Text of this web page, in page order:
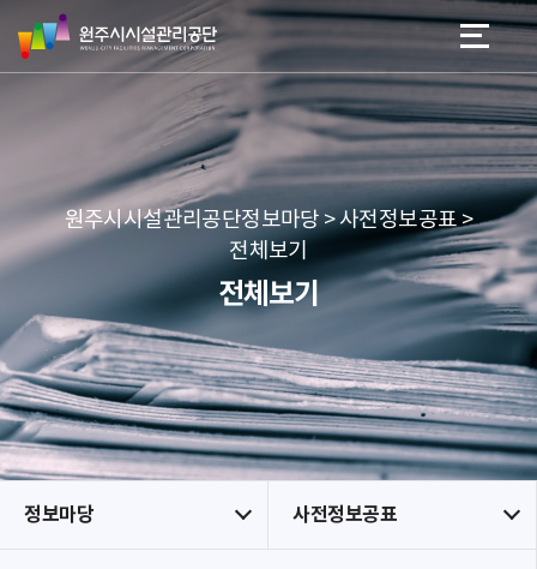
네
본문 바로가기
메뉴 바로가기
원
주
시
리
공
단
원주시시설관리공단정보마당 > 사전정보공표 >
전체보기
전체보기
정보마당 사전정보공표